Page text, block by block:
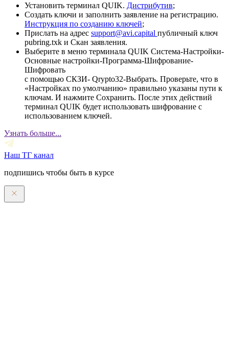
Установить терминал QUIK. Дистрибутив;
Создать ключи и заполнить заявление на регистрацию.
Инструкция по созданию ключей;
Прислать на адрес support@avi.capital публичный ключ
pubring.txk и Скан заявления.
Выберите в меню терминала QUIK Система-Настройки-
Основные настройки-Программа-Шифрование-
Шифровать
с помощью СКЗИ- Qrypto32-Выбрать. Проверьте, что в
«Настройках по умолчанию» правильно указаны пути к
ключам. И нажмите Сохранить. После этих действий
терминал QUIK будет использовать шифрование с
использованием ключей.
Узнать больше...
Наш ТГ канал
подпишись чтобы быть в курсе